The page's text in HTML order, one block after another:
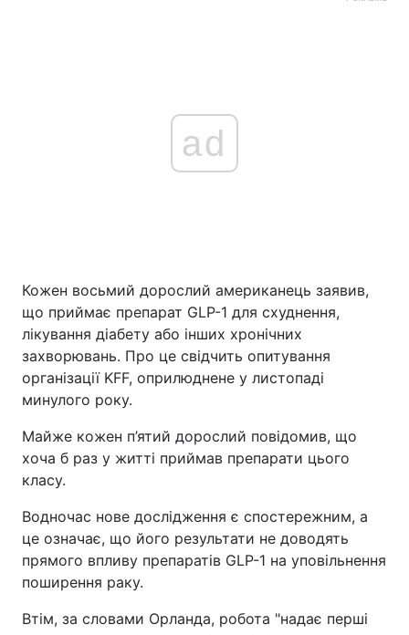
ad
Кожен восьмий дорослий американець заявив,
що приймає препарат GLP-1 для схуднення,
лікування діабету або інших хронічних
захворювань. Про це свідчить опитування
організації KFF, оприлюднене у листопаді
минулого року.
Майже кожен п’ятий дорослий повідомив, що
хоча б раз у житті приймав препарати цього
класу.
Водночас нове дослідження є спостережним, а
це означає, що його результати не доводять
прямого впливу препаратів GLP-1 на уповільнення
поширення раку.
Втім, за словами Орланда, робота "надає перші